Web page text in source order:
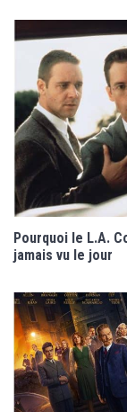
Pourquoi le L.A.
jamais vu le jour